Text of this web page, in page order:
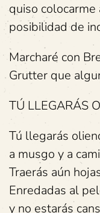
quiso
posibilidad de
Marcharé con
Grutter que
TÚ LLEGARÁS
Tú llegarás
a musgo y a
Traerás aún
Enredadas al
y no estarás